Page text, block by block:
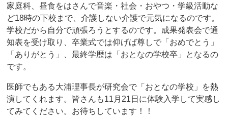
家庭科、昼食をはさんで音楽・社会・おやつ・学級活動な
ど18時の下校まで、介護しない介護で元気になるのです。
学校だから自分で頑張ろうとするのです。成果発表会で通
知表を受け取り、卒業式では仰げば尊しで「おめでとう」
「ありがとう」、最終学歴は「おとなの学校卒」となるの
です。
医師でもある大浦理事長が研究会で「おとなの学校」を熱
演してくれます。皆さんも11月21日に体験入学して実感し
てみてください。お待ちしています！！